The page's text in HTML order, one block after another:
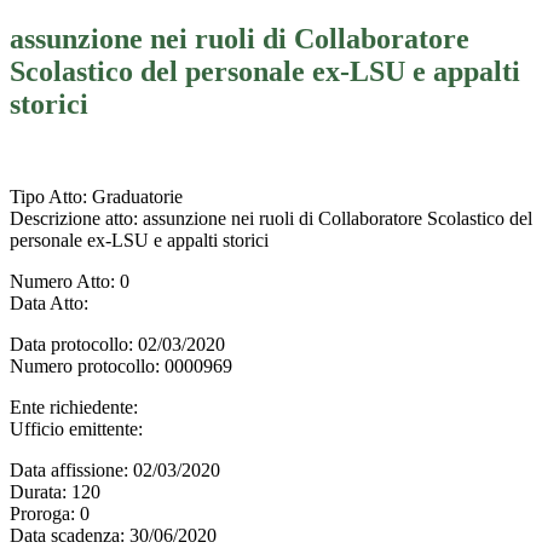
assunzione nei ruoli di Collaboratore
Scolastico del personale ex-LSU e appalti
storici
Tipo Atto: Graduatorie
Descrizione atto: assunzione nei ruoli di Collaboratore Scolastico del
personale ex-LSU e appalti storici
Numero Atto: 0
Data Atto:
Data protocollo: 02/03/2020
Numero protocollo: 0000969
Ente richiedente:
Ufficio emittente:
Data affissione: 02/03/2020
Durata: 120
Proroga: 0
Data scadenza: 30/06/2020